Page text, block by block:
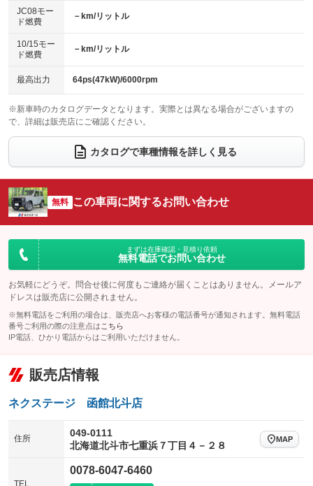
電動格納ミラー
：装備あり
：装備なし
パワーシート
ベンチシート
：装備なし
チップアップシート
：装備なし
：装備なし ：装備あり
ウォークスルー
：装備なし
電動リアゲート フロントカメラ
：装備なし
：装備なし ：装備なし
サイドカメラ
：装備なし ルーフレール
：装備なし
：装備なし
：装備あり
JC08モー
ド燃費
－km/リットル
10/15モー
ド燃費
－km/リットル
最高出力 64ps(47kW)/6000rpm
※新車時のカタログデータとなります。実際とは異なる場合がございますの
で、詳細は販売店にご確認ください。
カタログで車種情報を詳しく見る
無料 この車両に関するお問い合わせ
まずは在庫確認・見積り依頼
無料電話でお問い合わせ
お気軽にどうぞ。問合せ後に何度もご連絡が届くことはありません。メールア
ドレスは販売店に公開されません。
※無料電話をご利用の場合は、販売店へお客様の電話番号が通知されます。無料電話
番号ご利用の際の注意点は こちら
IP電話、ひかり電話からはご利用いただけません。
販売店情報
ネクステージ 函館北斗店
住所
049-0111
北海道北斗市七重浜７丁目４－２８
MAP
TEL
0078-6047-6460